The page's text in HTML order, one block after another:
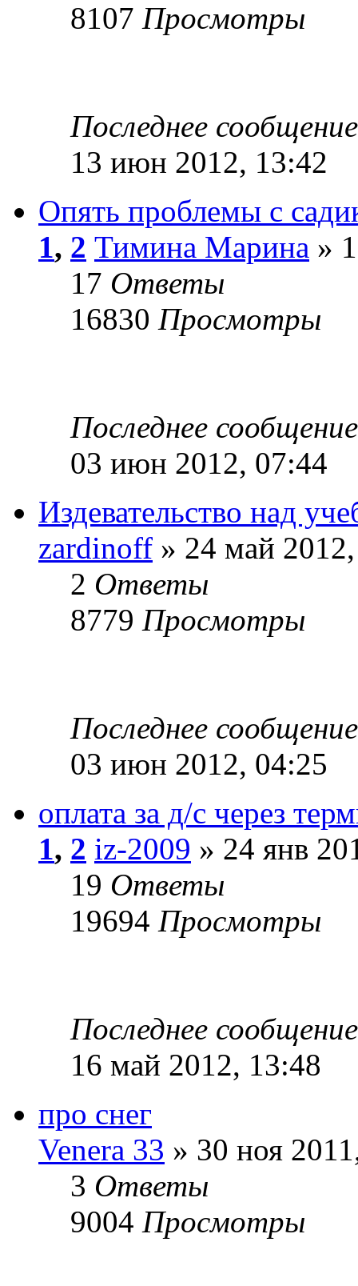
8107 Просмотры
Последнее
13 июн 2012, 13:42
Опять проблемы с
1, 2 Тимина Марина »
17 Ответы
16830 Просмотры
Последнее
03 июн 2012, 07:44
Издевательство над
zardinoff » 24 май
2 Ответы
8779 Просмотры
Последнее
03 июн 2012, 04:25
оплата за д/с через
1, 2 iz-2009 » 24 янв
19 Ответы
19694 Просмотры
Последнее
16 май 2012, 13:48
про снег
Venera 33 » 30 ноя
3 Ответы
9004 Просмотры